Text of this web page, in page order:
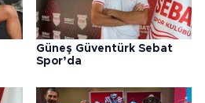
Güneş Güventürk Sebat
Spor’da